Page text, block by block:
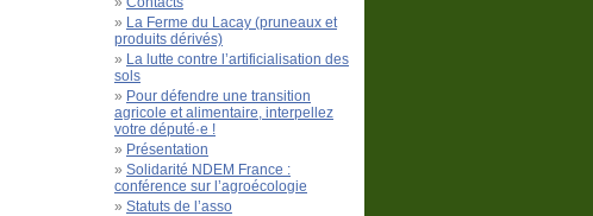
La Ferme du Lacay (pruneaux et
produits dérivés)
La lutte contre l’artificialisation des
sols
Pour défendre une transition
agricole et alimentaire, interpellez
votre député·e !
Présentation
Solidarité NDEM France :
conférence sur l’agroécologie
Statuts de l’asso